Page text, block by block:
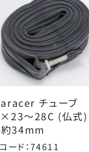
子供のせ
変速・内
タイヤチ
ベル
ニッコー
マルニ工業
丸八工機
川住製
日本パレ
サギサカ
CLOSE
チューブ
～28C (仏式)
約34mm
ード：74611